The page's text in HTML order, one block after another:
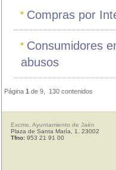
Compras por
Consumidores
abusos
Página 1 de 9, 130 contenidos
Excmo. Ayuntamiento de Jaén
Plaza de Santa María, 1. 23002
Tfno: 953 21 91 00